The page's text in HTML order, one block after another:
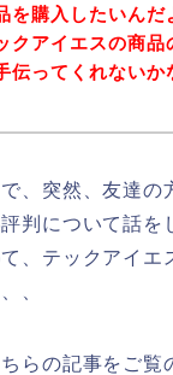
を購入したいんだ
クアイエスの商品
伝ってくれないか
、突然、友達の
判について話を
、テックアイエ
、
らの記事をご覧